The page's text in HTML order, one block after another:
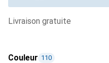
livraison gratuite
Couleur 110